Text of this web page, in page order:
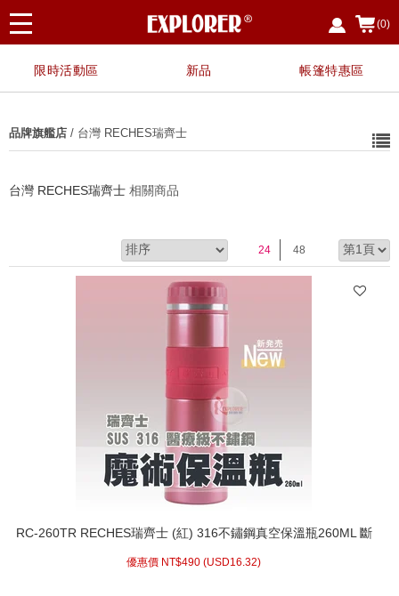
(0)
限時活動區 新品 帳篷特惠區
品牌旗艦店 / 台灣 RECHES瑞齊士
台灣 RECHES瑞齊士 相關商品
24 48
RC-260TR RECHES瑞齊士 (紅) 316不鏽鋼真空保溫瓶260ML 斷
優惠價 NT$490 (USD16.32)